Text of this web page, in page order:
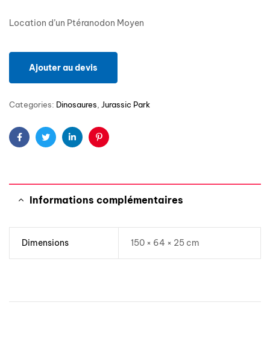
Location d’un Ptéranodon Moyen
Ajouter au devis
Categories: Dinosaures Jurassic Park
FacebookTwitterLinkedinPinterest
Informations complémentaires
Dimensions 150 × 64 × 25 cm